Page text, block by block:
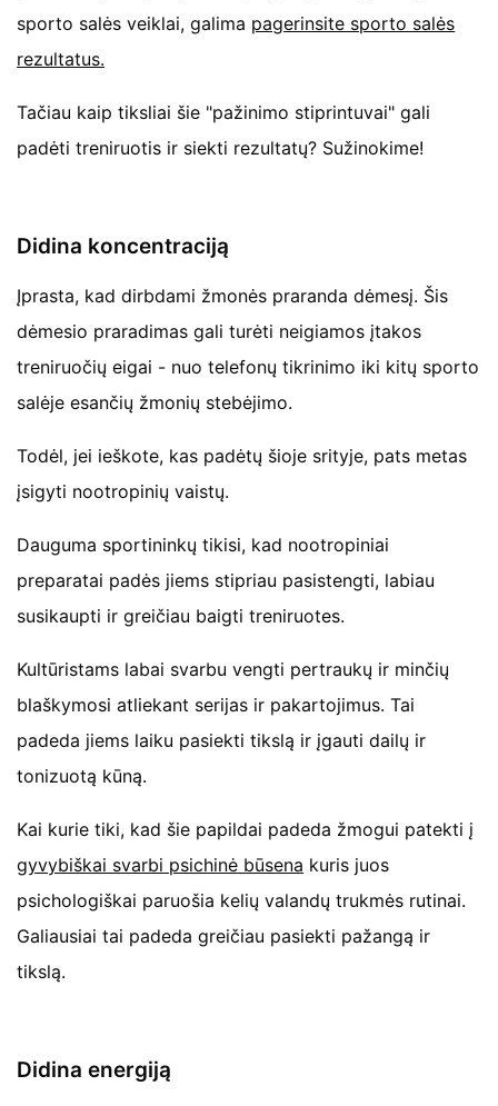
sporto salės veiklai, galima pagerinsite sporto salės
rezultatus.
Tačiau kaip tiksliai šie "pažinimo stiprintuvai" gali
padėti treniruotis ir siekti rezultatų? Sužinokime!
Didina koncentraciją
Įprasta, kad dirbdami žmonės praranda dėmesį. Šis
dėmesio praradimas gali turėti neigiamos įtakos
treniruočių eigai - nuo telefonų tikrinimo iki kitų sporto
salėje esančių žmonių stebėjimo.
Todėl, jei ieškote, kas padėtų šioje srityje, pats metas
įsigyti nootropinių vaistų.
Dauguma sportininkų tikisi, kad nootropiniai
preparatai padės jiems stipriau pasistengti, labiau
susikaupti ir greičiau baigti treniruotes.
Kultūristams labai svarbu vengti pertraukų ir minčių
blaškymosi atliekant serijas ir pakartojimus. Tai
padeda jiems laiku pasiekti tikslą ir įgauti dailų ir
tonizuotą kūną.
Kai kurie tiki, kad šie papildai padeda žmogui patekti į
gyvybiškai svarbi psichinė būsena kuris juos
psichologiškai paruošia kelių valandų trukmės rutinai.
Galiausiai tai padeda greičiau pasiekti pažangą ir
tikslą.
Didina energiją